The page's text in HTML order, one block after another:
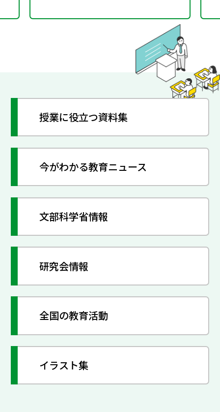
授業に役立つ資料集
今がわかる教育ニュース
文部科学省情報
研究会情報
全国の教育活動
イラスト集